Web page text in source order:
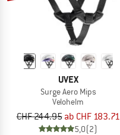
UVEX
Surge Aero Mips
Velohelm
CHF 244.95 ab CHF 183.71
5,0(2)